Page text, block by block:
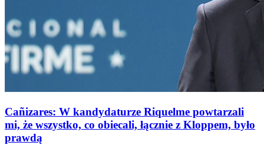
Cañizares: W kandydaturze Riquelme powtarzali
mi, że wszystko, co obiecali, łącznie z Kloppem, było
prawdą